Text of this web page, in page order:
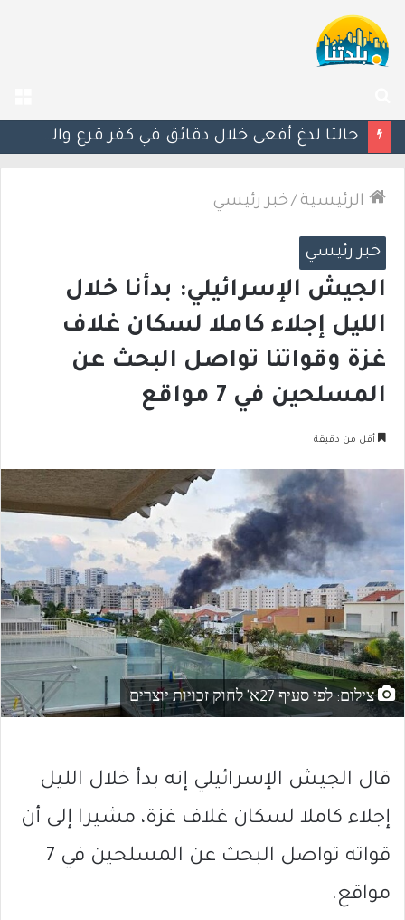
عن
مصرع الفتى محمد جمعة القرناوي (17 عامًا) في حادث سير مروّع في عرعرة النقب
الرئيسية /خبر رئيسي
خبر رئيسي
الجيش الإسرائيلي: بدأنا خلال
الليل إجلاء كاملا لسكان غلاف
غزة وقواتنا تواصل البحث عن
المسلحين في 7 مواقع
أقل من دقيقة
צילום: לפי סעיף 27א' לחוק זכויות יוצרים
قال الجيش الإسرائيلي إنه بدأ خلال الليل
إجلاء كاملا لسكان غلاف غزة، مشيرا إلى أن
قواته تواصل البحث عن المسلحين في 7
مواقع.